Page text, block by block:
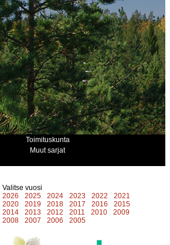
Toimituskunta
Muut sarjat
Valitse vuosi
2026
2025 2024 2023 2022
2021
2020
2019 2018 2017 2016
2015
2014
2013 2012 2011 2010
2009
2008
2007 2006 2005